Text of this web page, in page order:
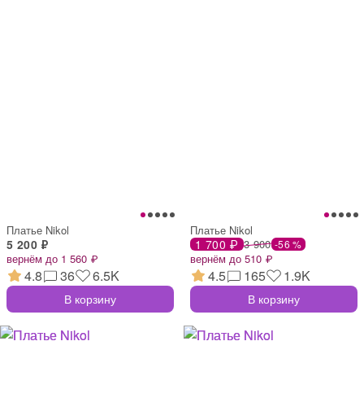
Платье Nikol
5 200 ₽
вернём до 1 560 ₽
4.8 36 6.5K
В корзину
Платье Nikol
1 700 ₽ 3 900 -56 %
вернём до 510 ₽
4.5 165 1.9K
В корзину